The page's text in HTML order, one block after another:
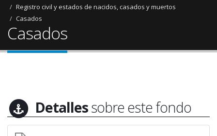
Registro civil y estados de nacidos, casados y muertos
Casados
Casados
Detallessobre este fondo